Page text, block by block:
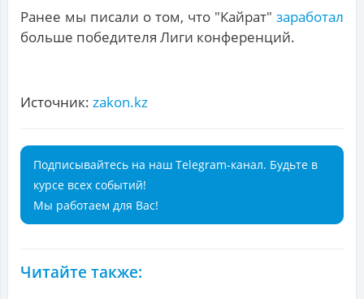
Ранее мы писали о том, что "Кайрат" заработал
больше победителя Лиги конференций.
Источник: zakon.kz
Подписывайтесь на наш Telegram-канал. Будьте в
курсе всех событий!
Мы работаем для Вас!
Читайте также: